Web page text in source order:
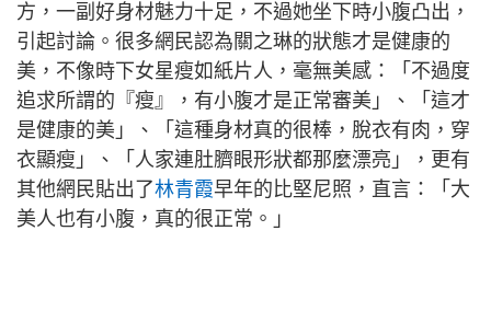
方，一副好身材魅力十足，不過她坐下時小腹凸出，
引起討論。很多網民認為關之琳的狀態才是健康的
美，不像時下女星瘦如紙片人，毫無美感：「不過度
追求所謂的『瘦』，有小腹才是正常審美」、「這才
是健康的美」、「這種身材真的很棒，脫衣有肉，穿
衣顯瘦」、「人家連肚臍眼形狀都那麼漂亮」，更有
其他網民貼出了林青霞早年的比堅尼照，直言：「大
美人也有小腹，真的很正常。」